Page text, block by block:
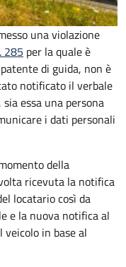
una violazione
285 per la quale è
di guida, non è
notificato il verbale
essa una persona
i dati personali
della
ricevuta la notifica
locatario così da
e la nuova notifica al
in base al